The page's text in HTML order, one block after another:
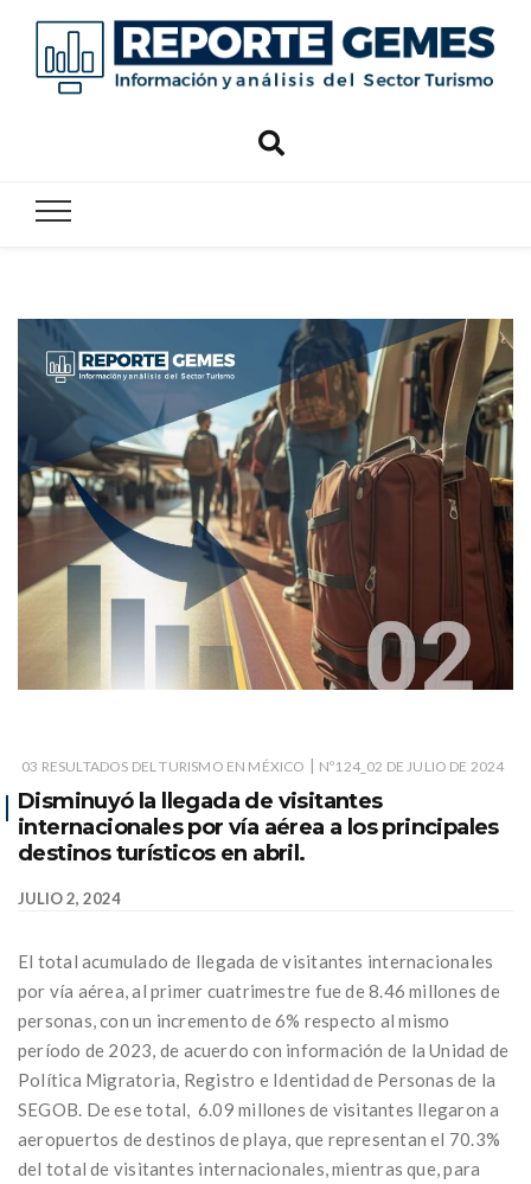
03 RESULTADOS DEL TURISMO EN MÉXICO | Nº124_02 DE JULIO DE 2024
Disminuyó la llegada de visitantes
internacionales por vía aérea a los principales
destinos turísticos en abril.
JULIO 2, 2024
El total acumulado de llegada de visitantes internacionales
por vía aérea, al primer cuatrimestre fue de 8.46 millones de
personas, con un incremento de 6% respecto al mismo
período de 2023, de acuerdo con información de la Unidad de
Política Migratoria, Registro e Identidad de Personas de la
SEGOB. De ese total, 6.09 millones de visitantes llegaron a
aeropuertos de destinos de playa, que representan el 70.3%
del total de visitantes internacionales, mientras que, para